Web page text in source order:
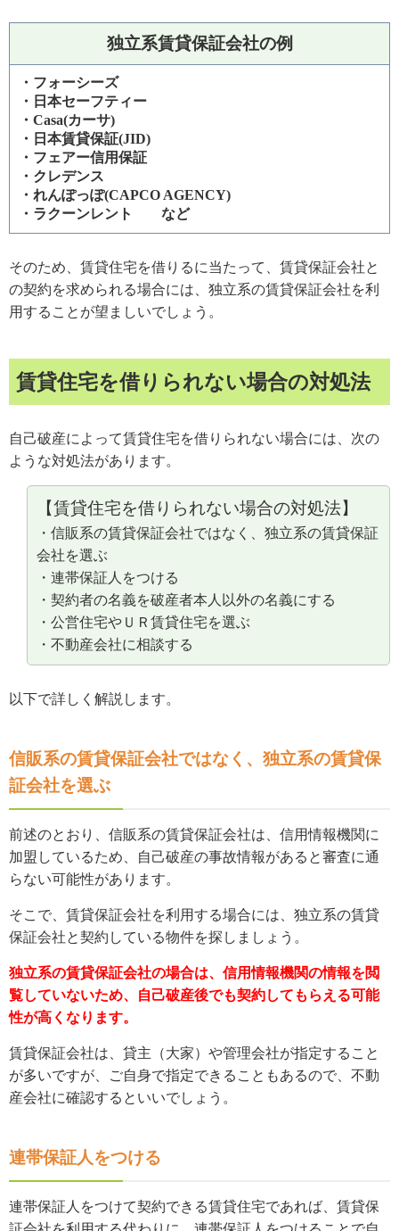
独立系賃貸保証会社の例
・フォーシーズ
・日本セーフティー
・Casa(カーサ)
・日本賃貸保証(JID)
・フェアー信用保証
・クレデンス
・れんぽっぽ(CAPCO AGENCY)
・ラクーンレント など
そのため、賃貸住宅を借りるに当たって、賃貸保証会社と
の契約を求められる場合には、独立系の賃貸保証会社を利
用することが望ましいでしょう。
賃貸住宅を借りられない場合の対処法
自己破産によって賃貸住宅を借りられない場合には、次の
ような対処法があります。
【賃貸住宅を借りられない場合の対処法】
・信販系の賃貸保証会社ではなく、独立系の賃貸保証
会社を選ぶ
・連帯保証人をつける
・契約者の名義を破産者本人以外の名義にする
・公営住宅やＵＲ賃貸住宅を選ぶ
・不動産会社に相談する
以下で詳しく解説します。
信販系の賃貸保証会社ではなく、独立系の賃貸保
証会社を選ぶ
前述のとおり、信販系の賃貸保証会社は、信用情報機関に
加盟しているため、自己破産の事故情報があると審査に通
らない可能性があります。
そこで、賃貸保証会社を利用する場合には、独立系の賃貸
保証会社と契約している物件を探しましょう。
独立系の賃貸保証会社の場合は、信用情報機関の情報を閲
覧していないため、自己破産後でも契約してもらえる可能
性が高くなります。
賃貸保証会社は、貸主（大家）や管理会社が指定すること
が多いですが、ご自身で指定できることもあるので、不動
産会社に確認するといいでしょう。
連帯保証人をつける
連帯保証人をつけて契約できる賃貸住宅であれば、賃貸保